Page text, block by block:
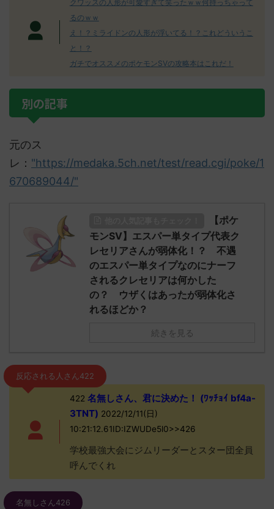
クワッスの人形が可愛すぎて笑ったｗｗ何持っちゃって
るのｗｗ
え！？ミライドンの人形が浮いてる！？これどういうこ
と！？
ガチでオススメのポケモンSVの攻略本はこれだ！
別の記事
元のス
レ： "https://medaka.5ch.net/test/read.cgi/poke/1
670689044/"
【ポケ
モンSV】エスパー単タイプ代表ク
レセリアさんが弱体化！？ 不遇
のエスパー単タイプなのにナーフ
されるクレセリアは何かした
の？ ウザくはあったが弱体化さ
れるほどか？
続きを見る
反応される人さん422
422 名無しさん、君に決めた！ (ﾜｯﾁｮｲ bf4a-
3TNT) 2022/12/11(日)
10:21:12.61ID:IZWUDe5l0>>426
学校最強大会にジムリーダーとスター団全員
呼んでくれ
名無しさん426